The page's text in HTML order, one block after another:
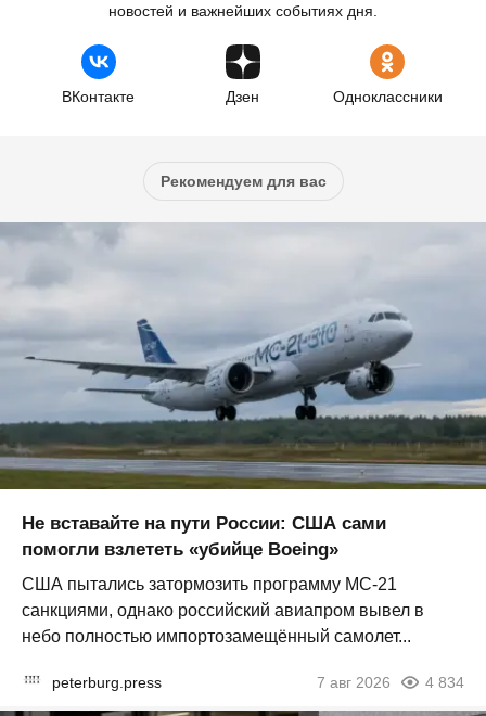
новостей и важнейших событиях дня.
ВКонтакте Дзен Одноклассники
Рекомендуем для вас
Не вставайте на пути России: США сами
помогли взлететь «убийце Boeing»
США пытались затормозить программу МС-21
санкциями, однако российский авиапром вывел в
небо полностью импортозамещённый самолет...
peterburg.press 7 авг 2026 4 834